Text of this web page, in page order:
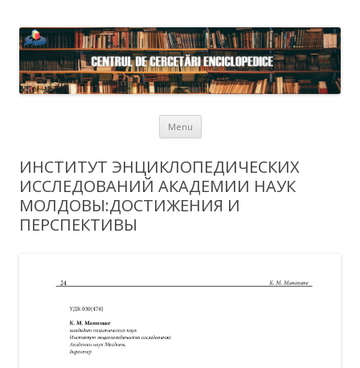
Menu Skip to content
ИНСТИТУТ ЭНЦИКЛОПЕДИЧЕСКИХ
ИССЛЕДОВАНИЙ АКАДЕМИИ НАУК
МОЛДОВЫ:ДОСТИЖЕНИЯ И
ПЕРСПЕКТИВЫ